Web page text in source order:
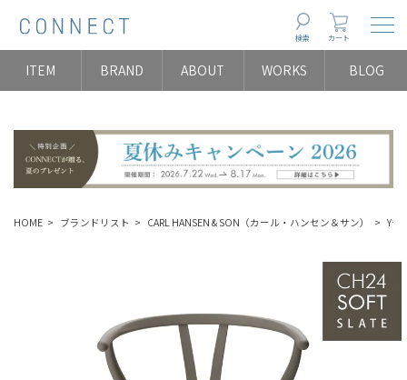
検索 カート
ITEM BRAND ABOUT WORKS BLOG
HOME ブランドリスト CARL HANSEN & SON（カール・ハンセン＆サン） Yチ